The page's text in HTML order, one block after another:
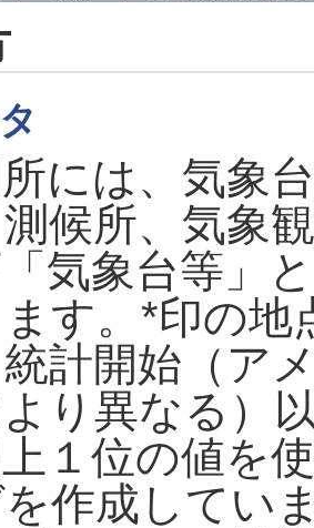
には、気象
候所、気象
「気象台等」
す。*印の地
計開始（ア
り異なる）
１位の値を
作成してい